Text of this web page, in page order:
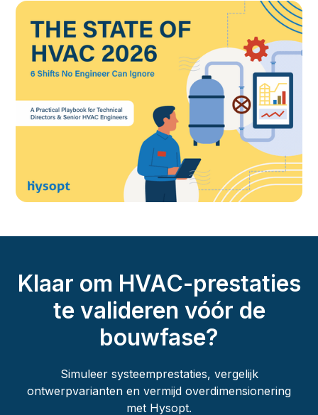
Klaar om HVAC-prestaties
te valideren vóór de
bouwfase?
Simuleer systeemprestaties, vergelijk
ontwerpvarianten en vermijd overdimensionering
met Hysopt.